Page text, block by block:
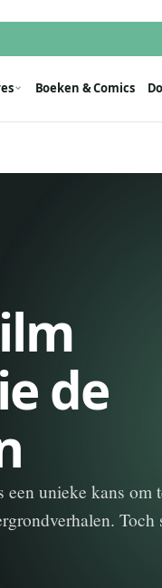
Boeken & Comics
de
unieke kans om